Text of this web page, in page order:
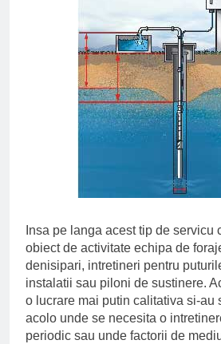
Insa pe langa acest tip de servicu
obiect de activitate echipa de
denisipari, intretineri pentru
instalatii sau piloni de sustinere.
o lucrare mai putin calitativa si-au
acolo unde se necesita o
periodic sau unde factorii de